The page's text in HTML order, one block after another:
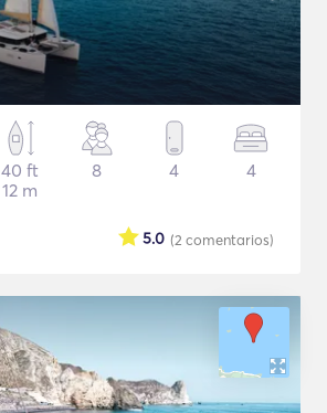
40 ft
12 m
8 4 4
(2 comentarios)
5.0